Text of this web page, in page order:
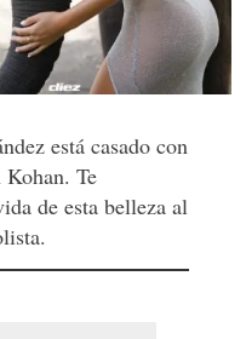
está casado con
Kohan. Te
de esta belleza al